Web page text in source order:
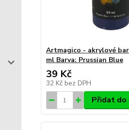
Artmagico - akrylové
ml Barva: Prussian Blue
39 Kč
32 Kč bez DPH
Přidat do